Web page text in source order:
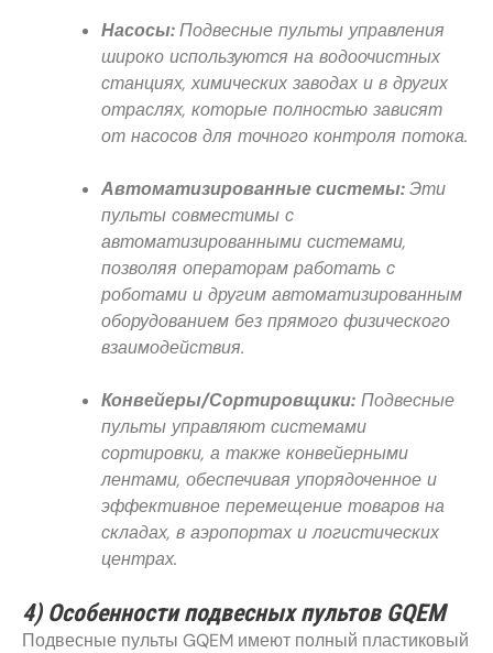
Насосы:Подвесные пульты управления
широко используются на водоочистных
станциях, химических заводах и в других
отраслях, которые полностью зависят
от насосов для точного контроля потока.
Автоматизированные системы:Эти
пульты совместимы с
автоматизированными системами,
позволяя операторам работать с
роботами и другим автоматизированным
оборудованием без прямого физического
взаимодействия.
Конвейеры/Сортировщики: Подвесные
пульты управляют системами
сортировки, а также конвейерными
лентами, обеспечивая упорядоченное и
эффективное перемещение товаров на
складах, в аэропортах и логистических
центрах.
4) Особенности подвесных пультов GQEM
Подвесные пульты GQEM имеют полный пластиковый